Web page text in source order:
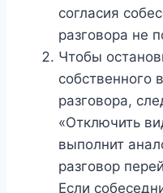
согласия
разговора не
Чтобы
собственного
разговора,
«Отключить
выполнит
разговор
Если